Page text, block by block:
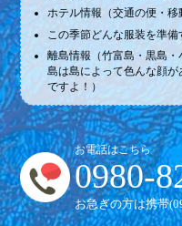
ホテル情報（交通の便・
この季節どんな服装を準
離島情報（竹富島・黒島
島は島によって色んな顔
ですよ！）
お電話はこちら
0980-
お急ぎの方は携帯(